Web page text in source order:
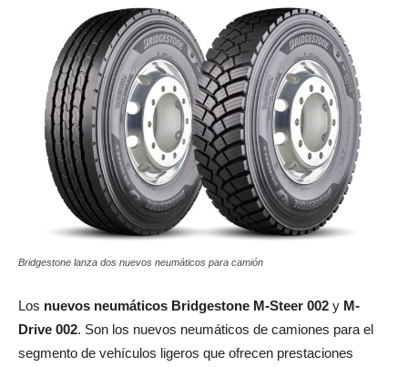
Bridgestone lanza dos nuevos neumáticos para camión
Los nuevos neumáticos Bridgestone M-Steer 002 y M-
Drive 002. Son los nuevos neumáticos de camiones para el
segmento de vehículos ligeros que ofrecen prestaciones